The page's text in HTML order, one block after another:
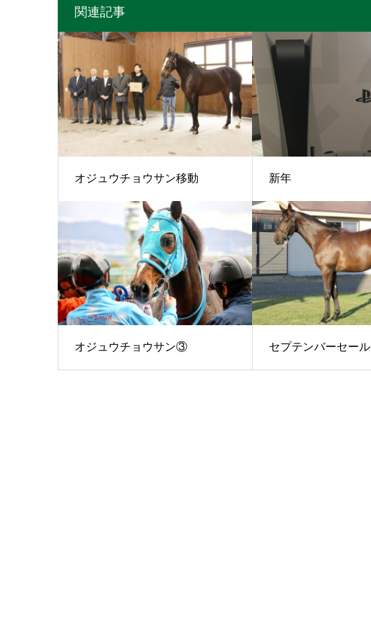
関連記事
オジュウチョウサン移動 新年
オジュウチョウサン③ セプテンバーセール